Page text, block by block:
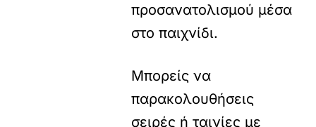
προσανατολισμού μέσα
στο παιχνίδι.
Μπορείς να
παρακολουθήσεις
σειρές ή ταινίες με